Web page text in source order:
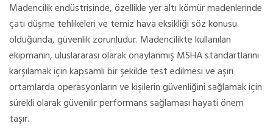
Madencilik endüstrisinde, özellikle yer altı kömür madenlerinde
çatı düşme tehlikeleri ve temiz hava eksikliği söz konusu
olduğunda, güvenlik zorunludur. Madencilikte kullanılan
ekipmanın, uluslararası olarak onaylanmış MSHA standartlarını
karşılamak için kapsamlı bir şekilde test edilmesi ve aşırı
ortamlarda operasyonların ve kişilerin güvenliğini sağlamak için
sürekli olarak güvenilir performans sağlaması hayati önem
taşır.